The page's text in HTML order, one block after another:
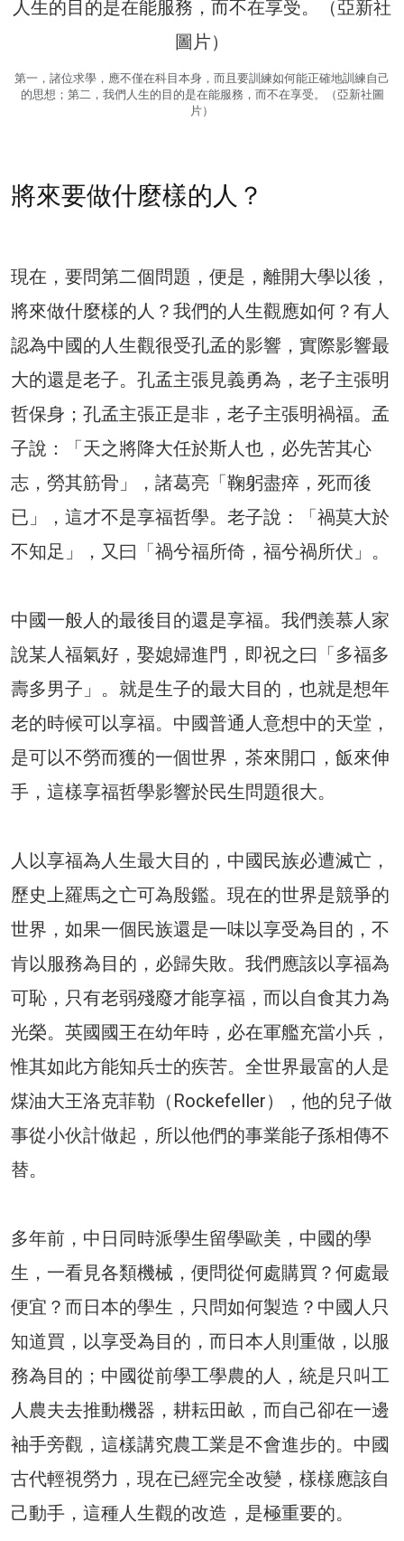
第一，諸位求學，應不僅在科目本身，而且要訓練如何能正確地訓練自己
的思想；第二，我們人生的目的是在能服務，而不在享受。（亞新社圖
片）
將來要做什麼樣的人？
現在，要問第二個問題，便是，離開大學以後，
將來做什麼樣的人？我們的人生觀應如何？有人
認為中國的人生觀很受孔孟的影響，實際影響最
大的還是老子。孔孟主張見義勇為，老子主張明
哲保身；孔孟主張正是非，老子主張明禍福。孟
子說：「天之將降大任於斯人也，必先苦其心
志，勞其筋骨」，諸葛亮「鞠躬盡瘁，死而後
已」，這才不是享福哲學。老子說：「禍莫大於
不知足」，又曰「禍兮福所倚，福兮禍所伏」。
中國一般人的最後目的還是享福。我們羨慕人家
說某人福氣好，娶媳婦進門，即祝之曰「多福多
壽多男子」。就是生子的最大目的，也就是想年
老的時候可以享福。中國普通人意想中的天堂，
是可以不勞而獲的一個世界，茶來開口，飯來伸
手，這樣享福哲學影響於民生問題很大。
人以享福為人生最大目的，中國民族必遭滅亡，
歷史上羅馬之亡可為殷鑑。現在的世界是競爭的
世界，如果一個民族還是一味以享受為目的，不
肯以服務為目的，必歸失敗。我們應該以享福為
可恥，只有老弱殘廢才能享福，而以自食其力為
光榮。英國國王在幼年時，必在軍艦充當小兵，
惟其如此方能知兵士的疾苦。全世界最富的人是
煤油大王洛克菲勒（Rockefeller），他的兒子做
事從小伙計做起，所以他們的事業能子孫相傳不
替。
多年前，中日同時派學生留學歐美，中國的學
生，一看見各類機械，便問從何處購買？何處最
便宜？而日本的學生，只問如何製造？中國人只
知道買，以享受為目的，而日本人則重做，以服
務為目的；中國從前學工學農的人，統是只叫工
人農夫去推動機器，耕耘田畝，而自己卻在一邊
袖手旁觀，這樣講究農工業是不會進步的。中國
古代輕視勞力，現在已經完全改變，樣樣應該自
己動手，這種人生觀的改造，是極重要的。